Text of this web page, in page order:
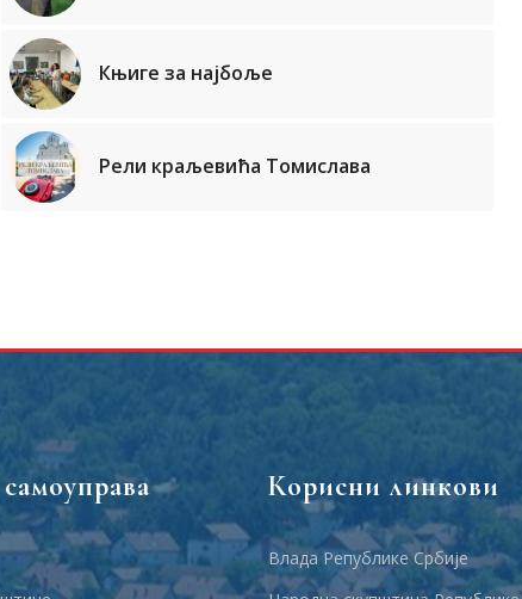
Књиге за најбоље
Рели краљевића Томислава
Корисни линкови
Влада Републике Србије